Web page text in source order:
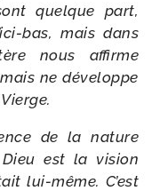
quelque part,
bas, mais dans
nous affirme
ne déve­loppe
de la nature
est la vision
lui-​même. C’est